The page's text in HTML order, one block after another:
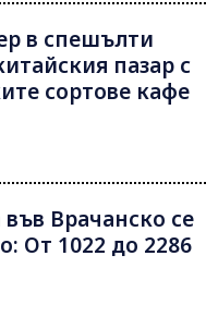
в спешълти
пазар с
сортове кафе
Врачанско се
От 1022 до 2286